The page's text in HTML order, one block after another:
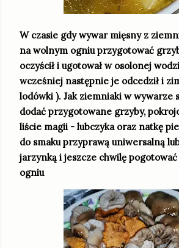
W czasie gdy wywar mięsny z
na wolnym ogniu przygotować
oczyścił i ugotował w osolonej
wcześniej następnie je odcedził i
lodówki ). Jak ziemniaki w wywarze
dodać przygotowane grzyby,
liście magii - lubczyka oraz natkę
do smaku przyprawą uniwersalną
jarzynką i jeszcze chwilę
ogniu